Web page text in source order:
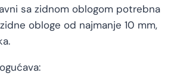
sa zidnom oblogom potrebna
obloge od najmanje 10 mm,